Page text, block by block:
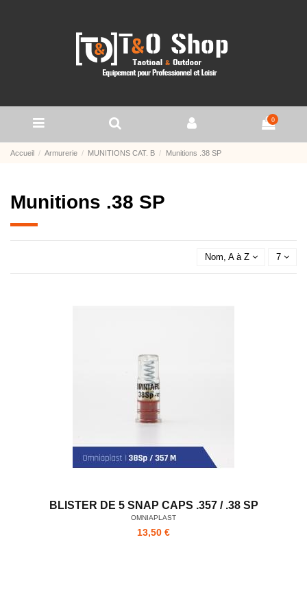
0
Accueil Armurerie MUNITIONS CAT. B Munitions .38 SP
Munitions .38 SP
Nom, A à Z 7
BLISTER DE 5 SNAP CAPS .357 / .38 SP
OMNIAPLAST
13,50 €